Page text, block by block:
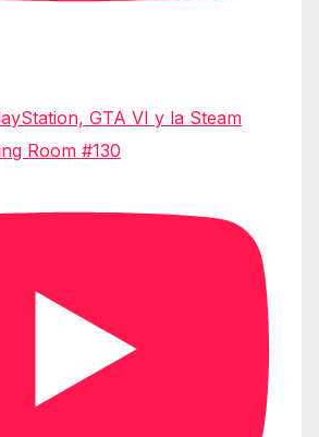
GTA VI y la Steam
Room #130